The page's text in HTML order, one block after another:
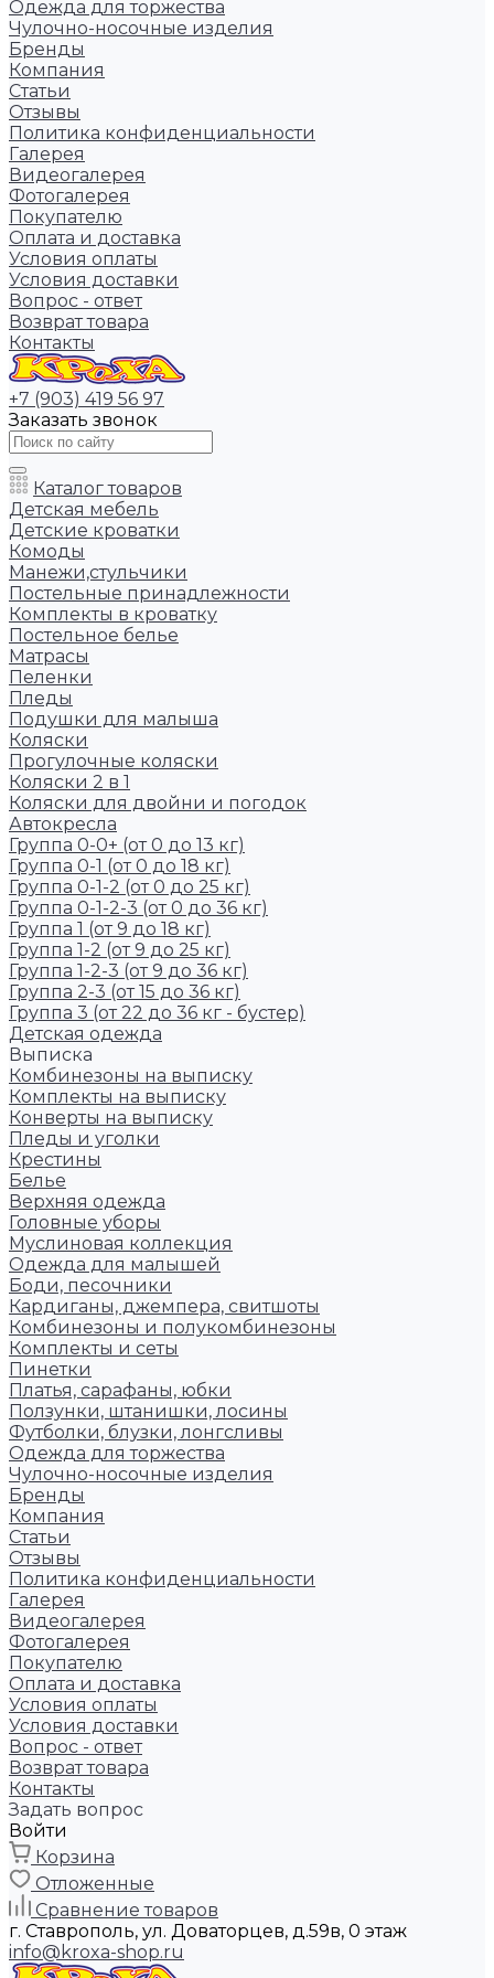
Одежда для торжества
Чулочно-носочные изделия
Бренды
Компания
Статьи
Отзывы
Политика конфиденциальности
Галерея
Видеогалерея
Фотогалерея
Покупателю
Оплата и доставка
Условия оплаты
Условия доставки
Вопрос - ответ
Возврат товара
Контакты
+7 (903) 419 56 97
Заказать звонок
Каталог товаров
Детская мебель
Детские кроватки
Комоды
Манежи,стульчики
Постельные принадлежности
Комплекты в кроватку
Постельное белье
Матрасы
Пеленки
Пледы
Подушки для малыша
Коляски
Прогулочные коляски
Коляски 2 в 1
Коляски для двойни и погодок
Автокресла
Группа 0-0+ (от 0 до 13 кг)
Группа 0-1 (от 0 до 18 кг)
Группа 0-1-2 (от 0 до 25 кг)
Группа 0-1-2-3 (от 0 до 36 кг)
Группа 1 (от 9 до 18 кг)
Группа 1-2 (от 9 до 25 кг)
Группа 1-2-3 (от 9 до 36 кг)
Группа 2-3 (от 15 до 36 кг)
Группа 3 (от 22 до 36 кг - бустер)
Детская одежда
Выписка
Комбинезоны на выписку
Комплекты на выписку
Конверты на выписку
Пледы и уголки
Крестины
Белье
Верхняя одежда
Головные уборы
Муслиновая коллекция
Одежда для малышей
Боди, песочники
Кардиганы, джемпера, свитшоты
Комбинезоны и полукомбинезоны
Комплекты и сеты
Пинетки
Платья, сарафаны, юбки
Ползунки, штанишки, лосины
Футболки, блузки, лонгсливы
Одежда для торжества
Чулочно-носочные изделия
Бренды
Компания
Статьи
Отзывы
Политика конфиденциальности
Галерея
Видеогалерея
Фотогалерея
Покупателю
Оплата и доставка
Условия оплаты
Условия доставки
Вопрос - ответ
Возврат товара
Контакты
Задать вопрос
Войти
Корзина
Отложенные
Сравнение товаров
г. Ставрополь, ул. Доваторцев, д.59в, 0 этаж
info@kroxa-shop.ru